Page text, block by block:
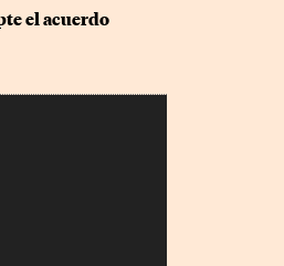
el acuerdo